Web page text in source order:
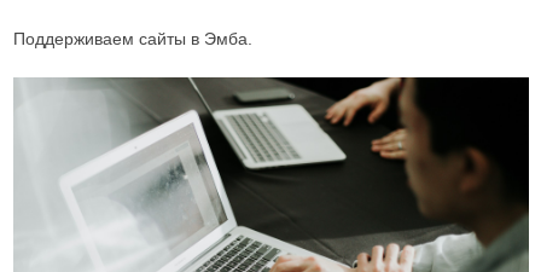
Поддерживаем сайты в Эмба.